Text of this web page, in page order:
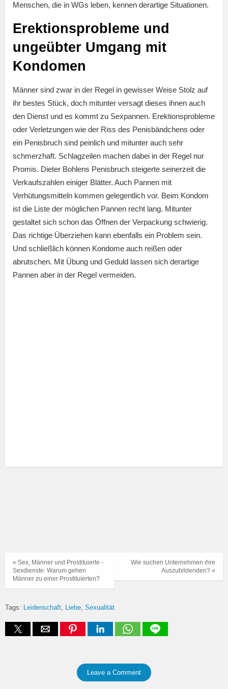
Menschen, die in WGs leben, kennen derartige Situationen.
Erektionsprobleme und
ungeübter Umgang mit
Kondomen
Männer sind zwar in der Regel in gewisser Weise Stolz auf
ihr bestes Stück, doch mitunter versagt dieses ihnen auch
den Dienst und es kommt zu Sexpannen. Erektionsprobleme
oder Verletzungen wie der Riss des Penisbändchens oder
ein Penisbruch sind peinlich und mitunter auch sehr
schmerzhaft. Schlagzeilen machen dabei in der Regel nur
Promis. Dieter Bohlens Penisbruch steigerte seinerzeit die
Verkaufszahlen einiger Blätter. Auch Pannen mit
Verhütungsmitteln kommen gelegentlich vor. Beim Kondom
ist die Liste der möglichen Pannen recht lang. Mitunter
gestaltet sich schon das Öffnen der Verpackung schwierig.
Das richtige Überziehen kann ebenfalls ein Problem sein.
Und schließlich können Kondome auch reißen oder
abrutschen. Mit Übung und Geduld lassen sich derartige
Pannen aber in der Regel vermeiden.
Wie suchen Unternehmen ihre
Auszubildenden? »
« Sex, Männer und Prostituierte -
Sexdienste: Warum gehen
Männer zu einer Prostituierten?
Tags: Leidenschaft Liebe Sexualität
Leave a Comment